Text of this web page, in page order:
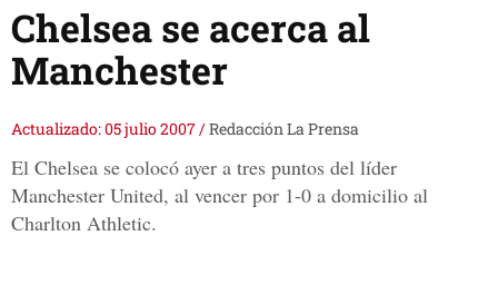
Chelsea se acerca al
Manchester
Actualizado: 05 julio 2007/Redacción La Prensa
El Chelsea se colocó ayer a tres puntos del líder
Manchester United, al vencer por 1-0 a domicilio al
Charlton Athletic.